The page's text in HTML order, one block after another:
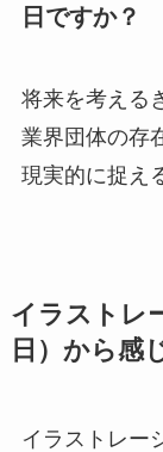
日ですか？
将来を考える
業界団体の存
現実的に捉え
イラストレ
日）から感
イラストレー